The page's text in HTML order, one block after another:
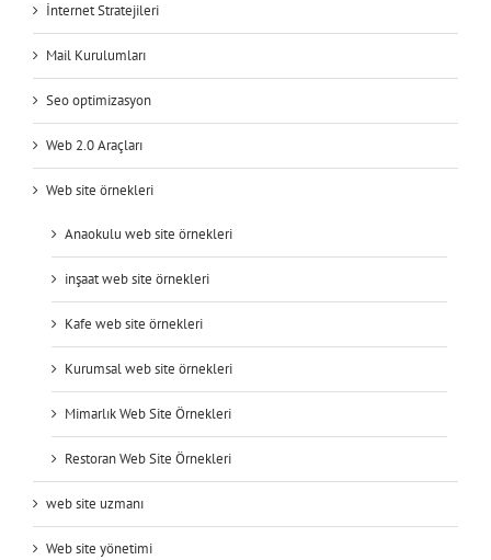
İnternet Stratejileri
Mail Kurulumları
Seo optimizasyon
Web 2.0 Araçları
Web site örnekleri
Anaokulu web site örnekleri
inşaat web site örnekleri
Kafe web site örnekleri
Kurumsal web site örnekleri
Mimarlık Web Site Örnekleri
Restoran Web Site Örnekleri
web site uzmanı
Web site yönetimi